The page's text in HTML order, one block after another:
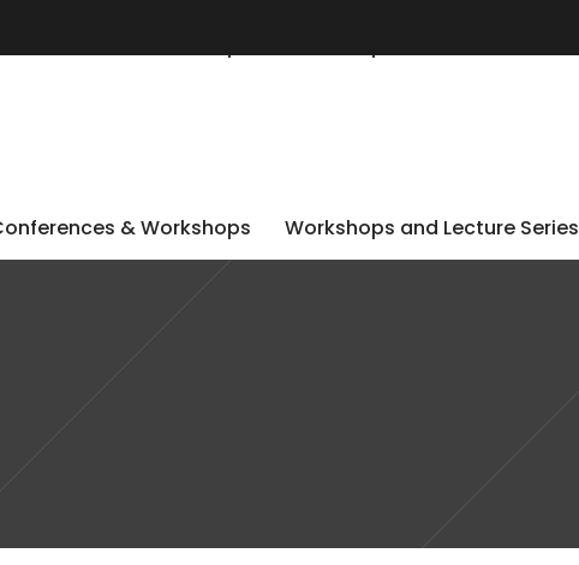
& Workshops Workshops and Lecture Series
& Workshops